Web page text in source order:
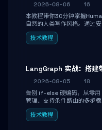
2026-08-06
16
本教程带你30分钟掌握
自然的人类写作风格。通过
你的内容告别AI痕迹，匹配
术博主。
技术教程
LangGraph 实战：搭建
2026-08-05
18
告别 if-else 硬编码，从零
管理、支持条件路由的多步
决策、工具调用和持久化状
状态丢失等常见坑点。
技术教程